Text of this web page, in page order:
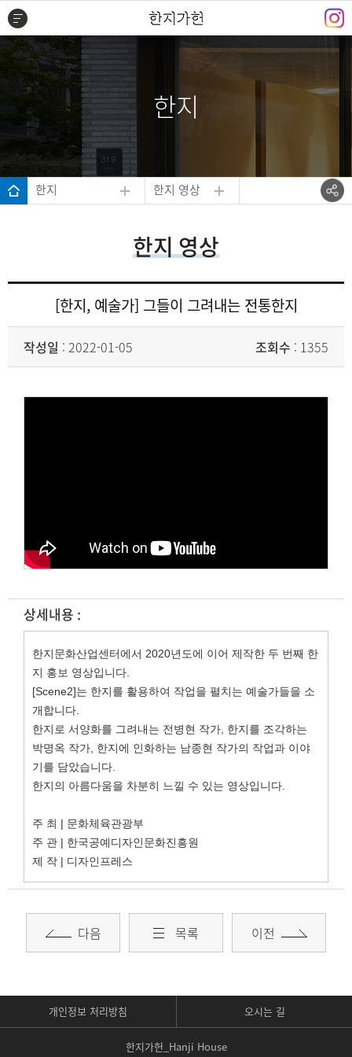
본문 바로가기
주메뉴 바로가기
하단 바로가기
한지
한지 한지 영상
한지 영상
[한지, 예술가] 그들이 그려내는 전통한지
작성일 : 2022-01-05 조회수 : 1355
상세내용 :
한지문화산업센터에서 2020년도에 이어 제작한 두 번째 한
지 홍보 영상입니다.
[Scene2]는 한지를 활용하여 작업을 펼치는 예술가들을 소
개합니다.
한지로 서양화를 그려내는 전병현 작가, 한지를 조각하는
박명옥 작가, 한지에 인화하는 남종현 작가의 작업과 이야
기를 담았습니다.
한지의 아름다움을 차분히 느낄 수 있는 영상입니다.
주 최 | 문화체육관광부
주 관 | 한국공예디자인문화진흥원
제 작 | 디자인프레스
다음 목록 이전
개인정보 처리방침 오시는 길
한지가헌_Hanji House